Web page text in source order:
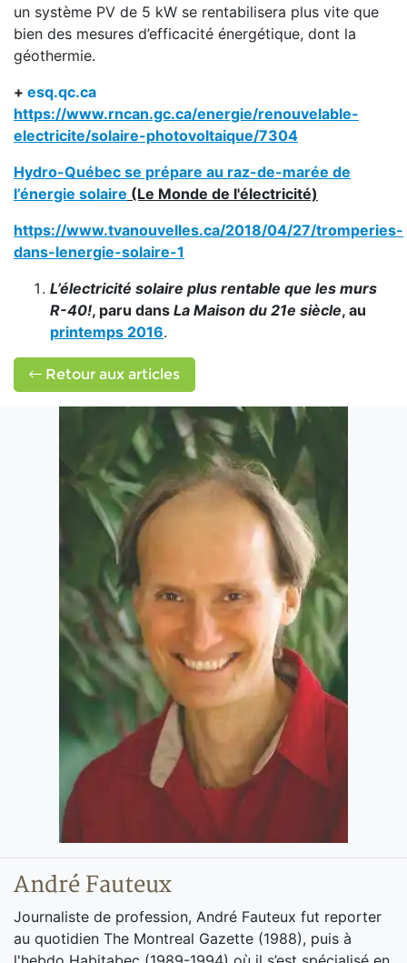
un système PV de 5 kW se rentabilisera plus vite que
bien des mesures d’efficacité énergétique, dont la
géothermie.
+ esq.qc.ca
https://www.rncan.gc.ca/energie/renouvelable-
electricite/solaire-photovoltaique/7304
Hydro-Québec se prépare au raz-de-marée de
l’énergie solaire (Le Monde de l'électricité)
https://www.tvanouvelles.ca/2018/04/27/tromperies-
dans-lenergie-solaire-1
L’électricité solaire plus rentable que les murs
R-40!, paru dans La Maison du 21e siècle, au
printemps 2016.
Retour aux articles
André Fauteux
Journaliste de profession, André Fauteux fut reporter
au quotidien The Montreal Gazette (1988), puis à